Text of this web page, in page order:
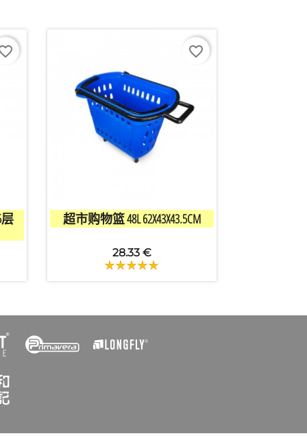
快速查看
超市购物篮 48L 62X43X43.5CM
28.33 €
favorite_border